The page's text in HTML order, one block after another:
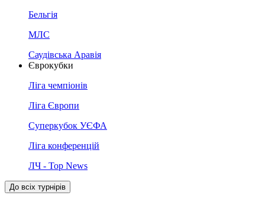
Бельгія
МЛС
Саудівська Аравія
Єврокубки
Ліга чемпіонів
Ліга Європи
Суперкубок УЄФА
Ліга конференцій
ЛЧ - Top News
До всіх турнірів